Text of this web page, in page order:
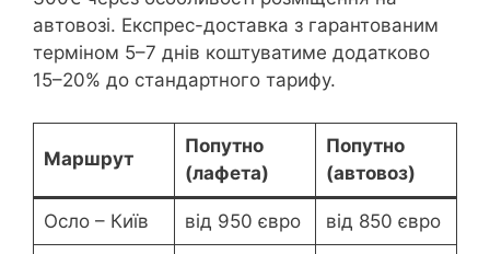
автовозі. Експрес-доставка з гарантованим
терміном 5–7 днів коштуватиме додатково
15–20% до стандартного тарифу.
Маршрут
Попутно
(лафета)
Попутно
(автовоз)
Осло – Київ від 950 євро від 850 євро